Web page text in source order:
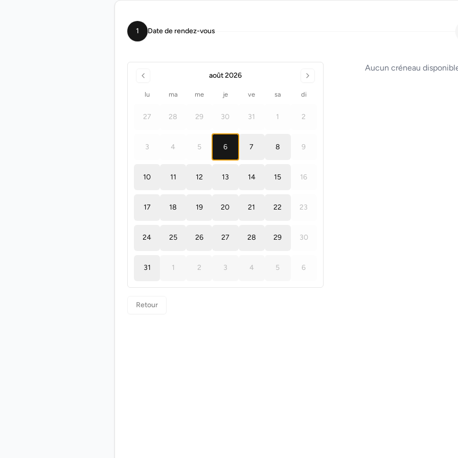
1 Date de rendez-vous
août 2026
lu ma me je ve sa di
27 28 29 30 31 1 2
3 4 5 6 7 8 9
10 11 12 13 14 15 16
17 18 19 20 21 22 23
24 25 26 27 28 29 30
31 1 2 3 4 5 6
Aucun créneau
Retour